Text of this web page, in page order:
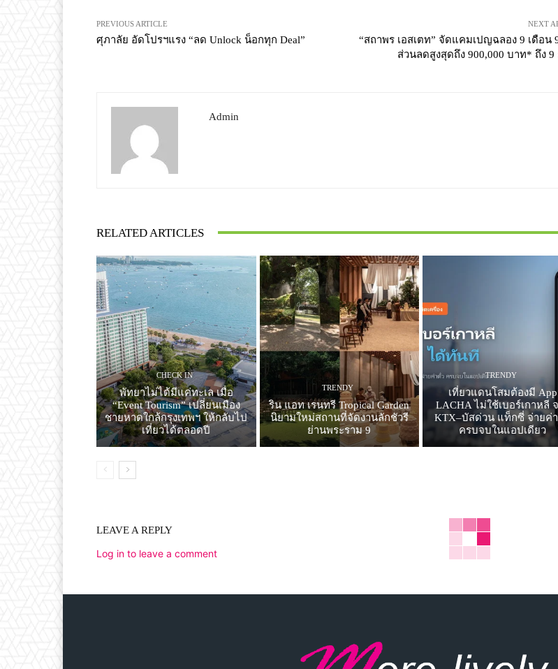
PREVIOUS ARTICLE
ศุภาลัย อัดโปรฯแรง “ลด Unlock น็อกทุก Deal”
NEXT
“สถาพร เอสเตท” จัดแคมเปญฉลอง 9 เดือน
ส่วนลดสูงสุดถึง 900,000 บาท* ถึง 9
Admin
RELATED ARTICLES
CHECK IN
พัทยาไม่ได้มีแค่ทะเล เมื่อ
“Event Tourism” เปลี่ยนเมือง
ชายหาดใกล้กรุงเทพฯ ให้กลับไป
เที่ยวได้ตลอดปี
TRENDY
ริน แอท เรนทรี Tropical Garden
นิยามใหม่สถานที่จัดงานลักชัวรี
ย่านพระราม 9
TRENDY
เที่ยวแดนโสมต้องมี App
LACHA ไม่ใช้เบอร์เกาหลี
KTX–บัสด่วน แท็กซี่ จ่ายค่
ครบจบในแอปเดียว
LEAVE A REPLY
Log in to leave a comment